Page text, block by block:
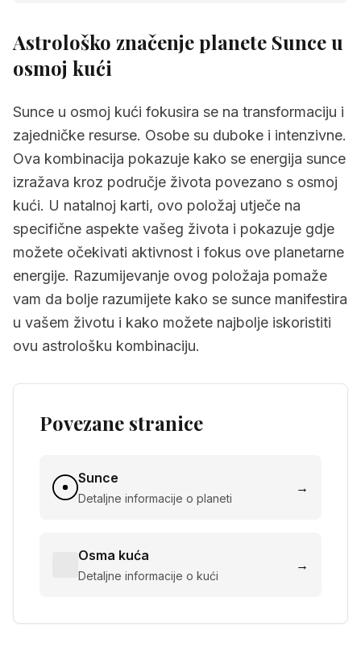
2. Povezane stranice
Astrološko značenje planete Sunce u
osmoj kući
Sunce u osmoj kući fokusira se na transformaciju i
zajedničke resurse. Osobe su duboke i intenzivne.
Ova kombinacija pokazuje kako se energija sunce
izražava kroz područje života povezano s osmoj
kući. U natalnoj karti, ovo položaj utječe na
specifične aspekte vašeg života i pokazuje gdje
možete očekivati aktivnost i fokus ove planetarne
energije. Razumijevanje ovog položaja pomaže
vam da bolje razumijete kako se sunce manifestira
u vašem životu i kako možete najbolje iskoristiti
ovu astrološku kombinaciju.
Povezane stranice
Sunce
Detaljne informacije o planeti
→
Osma kuća
Detaljne informacije o kući
→